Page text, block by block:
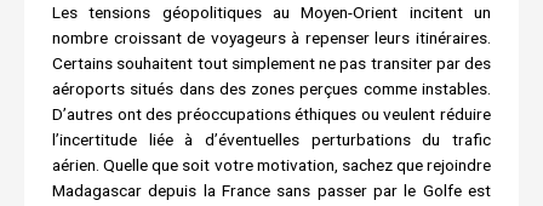
Les tensions géopolitiques au Moyen-Orient incitent un
nombre croissant de voyageurs à repenser leurs itinéraires.
Certains souhaitent tout simplement ne pas transiter par des
aéroports situés dans des zones perçues comme instables.
D’autres ont des préoccupations éthiques ou veulent réduire
l’incertitude liée à d’éventuelles perturbations du trafic
aérien. Quelle que soit votre motivation, sachez que rejoindre
Madagascar depuis la France sans passer par le Golfe est